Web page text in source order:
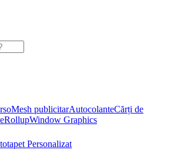
Mesh publicitarAutocolanteCărți de
RollupWindow Graphics
Personalizat